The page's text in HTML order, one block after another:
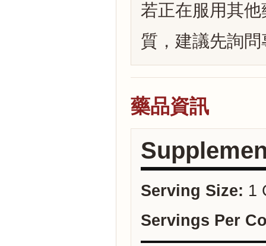
若正在服用其
質，建議先詢
藥品資訊
Serving Size: 1
Servings Per